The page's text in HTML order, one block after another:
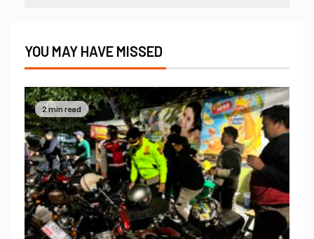
YOU MAY HAVE MISSED
2 min read